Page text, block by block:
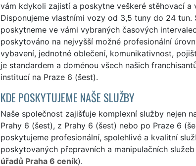
vám kdykoli zajistí a poskytne veškeré stěhovací
Disponujeme vlastními vozy od 3,5 tuny do 24 tun.
poskytneme ve vámi vybraných časových
poskytováno na nejvyšší možné profesionální
vybavení, jednotné oblečení, komunikativnost,
je standardem a doménou všech našich
institucí na Praze 6 (šest).
KDE POSKYTUJEME NAŠE SLUŽBY
Naše společnost zajišťuje komplexní služby nejen
Prahy 6 (šest), z Prahy 6 (šest) nebo po Praze 6
poskytujeme profesionální, spolehlivé a kvalitní
poskytovaných přepravních a manipulačních
úřadů Praha 6 ceník).